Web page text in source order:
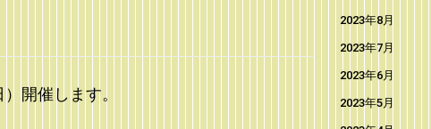
開催します。
2023年8月
2023年7月
2023年6月
2023年5月